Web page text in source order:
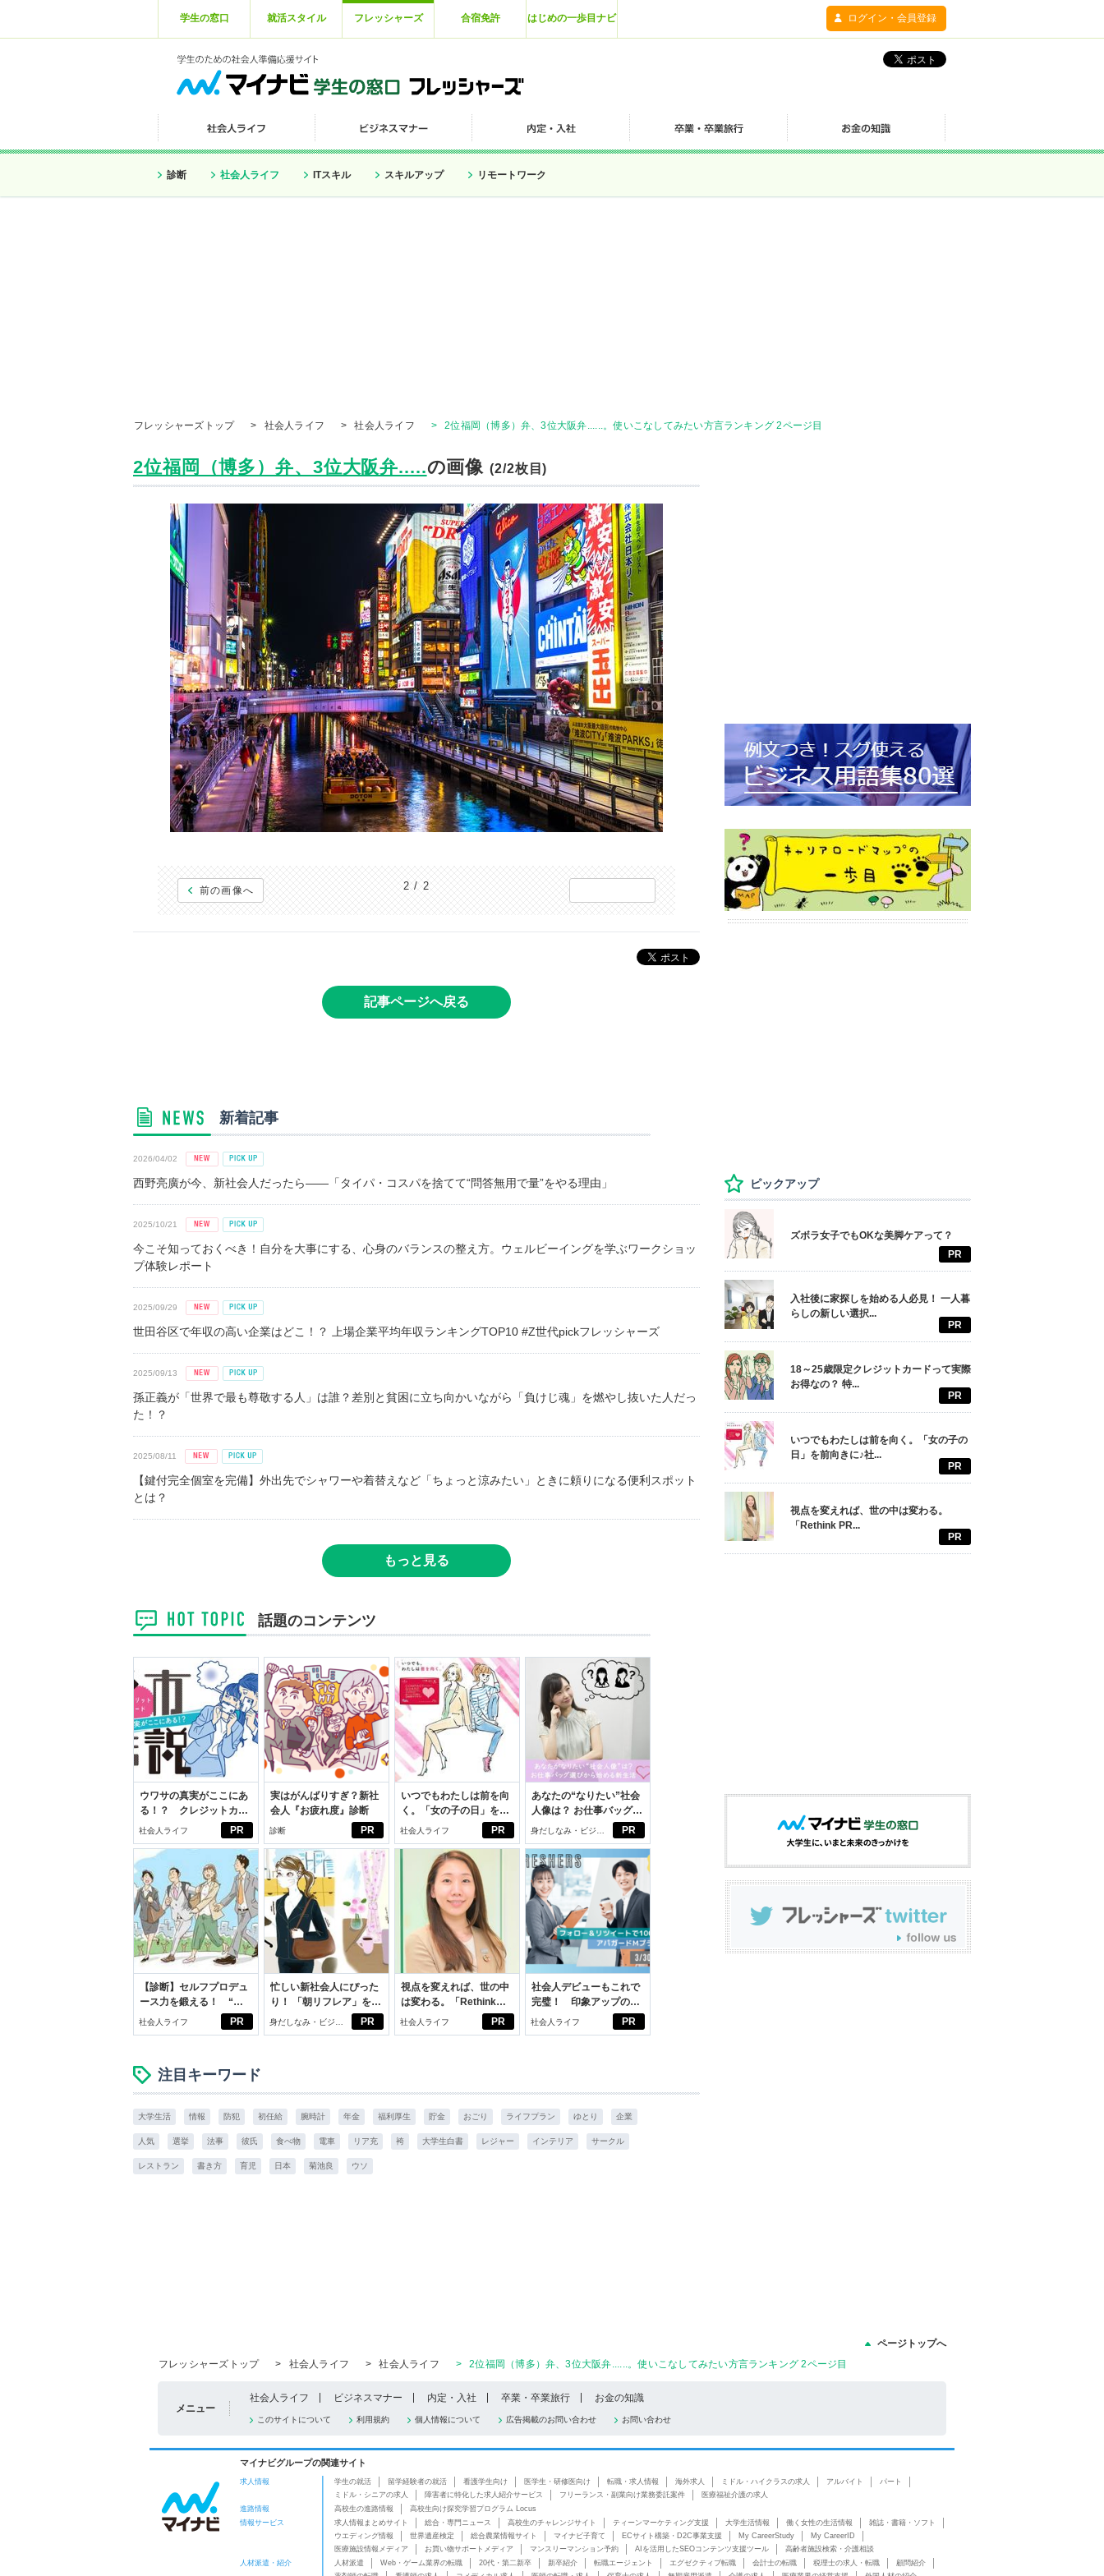
学生の窓口 就活スタイル フレッシャーズ 合宿免許 はじめの一歩目ナビ ログイン・会員登録
診断 社会人ライフ ITスキル スキルアップ リモートワーク
フレッシャーズトップ > 社会人ライフ > 社会人ライフ > 2位福岡（博多）弁、3位大阪弁......。使いこなしてみたい方言ランキング 2ページ目
2位福岡（博多）弁、3位大阪弁.....の画像(2/2枚目)
前の画像へ 2 / 2
記事ページへ戻る
新着記事
2026/04/02
西野亮廣が今、新社会人だったら――「タイパ・コスパを捨てて“問答無用で量”をやる理由」
2025/10/21
今こそ知っておくべき！自分を大事にする、心身のバランスの整え方。ウェルビーイングを学ぶワークショッ
プ体験レポート
2025/09/29
世田谷区で年収の高い企業はどこ！？ 上場企業平均年収ランキングTOP10 #Z世代pickフレッシャーズ
2025/09/13
孫正義が「世界で最も尊敬する人」は誰？差別と貧困に立ち向かいながら「負けじ魂」を燃やし抜いた人だっ
た！？
2025/08/11
【鍵付完全個室を完備】外出先でシャワーや着替えなど「ちょっと涼みたい」ときに頼りになる便利スポット
とは？
もっと見る
話題のコンテンツ
PR
ウワサの真実がここにあ
る！？ クレジットカー
ドの都市伝説
社会人ライフ PR
実はがんばりすぎ？新社
会人『お疲れ度』診断
診断 PR
いつでもわたしは前を向
く。「女の子の日」を前
向きに♪社会人エリ・大
社会人ライフ PR
あなたの“なりたい”社会
人像は？ お仕事バッグ選
びから始める新生活
身だしなみ・ビジネ
スアイテム
PR
【診断】セルフプロデュ
ース力を鍛える！ “ジ
ブン観”診断
社会人ライフ PR
忙しい新社会人にぴった
り！ 「朝リフレア」をは
じめよう。しっかりニオ
イケアして24時間快適。
身だしなみ・ビジネ
スアイテム
PR
視点を変えれば、世の中
は変わる。「Rethink
PROJECT」がつたえた
社会人ライフ PR
社会人デビューもこれで
完璧！ 印象アップのセ
ルフプロデュース術
社会人ライフ
注目キーワード
大学生活 情報 防犯 初任給 腕時計 年金 福利厚生 貯金 おごり ライフプラン ゆとり 企業
人気 選挙 法事 彼氏 食べ物 電車 リア充 袴 大学生白書 レジャー インテリア サークル
レストラン 書き方 育児 日本 菊池良 ウソ
ピックアップ
ズボラ女子でもOKな美脚ケアって？
PR
入社後に家探しを始める人必見！ 一人暮
らしの新しい選択...
PR
18～25歳限定クレジットカードって実際
お得なの？ 特...
PR
いつでもわたしは前を向く。「女の子の
日」を前向きに♪社...
PR
視点を変えれば、世の中は変わる。
「Rethink PR...
PR
ページトップへ
フレッシャーズトップ
> 社会人ライフ > 社会人ライフ > 2位福岡（博多）弁、3位大阪弁......。使いこなしてみたい方言ランキング 2ページ目
メニュー
社会人ライフ ビジネスマナー 内定・入社 卒業・卒業旅行 お金の知識
このサイトについて 利用規約 個人情報について 広告掲載のお問い合わせ お問い合わせ
マイナビグループの関連サイト
求人情報 学生の就活 留学経験者の就活 看護学生向け 医学生・研修医向け 転職・求人情報 海外求人 ミドル・ハイクラスの求人 アルバイト
パート
ミドル・シニアの求人
障害者に特化した求人紹介サービス フリーランス・副業向け業務委託案件
医療福祉介護の求人
進路情報
高校生の進路情報
高校生向け探究学習プログラム Locus
情報サービス
求人情報まとめサイト 総合・専門ニュース 高校生のチャレンジサイト ティーンマーケティング支援 大学生活情報 働く女性の生活情報
雑誌・書籍・ソフト
ウエディング情報
世界遺産検定 総合農業情報サイト マイナビ子育て ECサイト構築・D2C事業支援 My CareerStudy
My CareerID
医療施設情報メディア
お買い物サポートメディア マンスリーマンション予約 AIを活用したSEOコンテンツ支援ツール
高齢者施設検索・介護相談
人材派遣・紹介
人材派遣 Web・ゲーム業界の転職 20代・第二新卒 新卒紹介 転職エージェント エグゼクティブ転職 会計士の転職 税理士の求人・転職
顧問紹介